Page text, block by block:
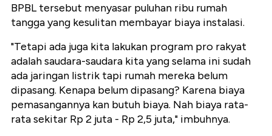
BPBL tersebut menyasar puluhan ribu rumah
tangga yang kesulitan membayar biaya instalasi.
"Tetapi ada juga kita lakukan program pro rakyat
adalah saudara-saudara kita yang selama ini sudah
ada jaringan listrik tapi rumah mereka belum
dipasang. Kenapa belum dipasang? Karena biaya
pemasangannya kan butuh biaya. Nah biaya rata-
rata sekitar Rp 2 juta - Rp 2,5 juta," imbuhnya.